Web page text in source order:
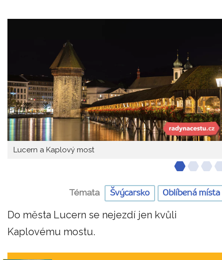
Lucern a Kaplový most
Témata Švýcarsko Oblíbená místa
Do města Lucern se nejezdí jen kvůli
Kaplovému mostu.